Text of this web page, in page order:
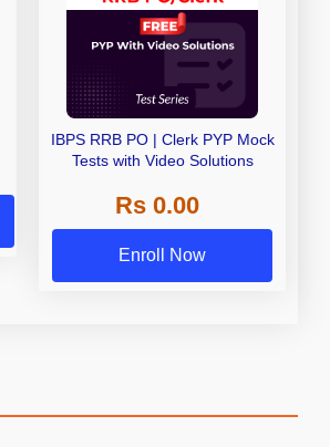
IBPS RRB PO | Clerk PYP Mock
Tests with Video Solutions
Rs 0.00
Enroll Now